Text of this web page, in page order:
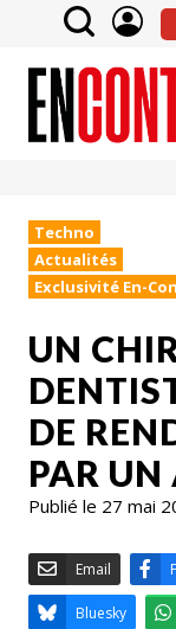
Techno
Actualités
Exclusivité En-
UN
DE
PAR
Publié le 27 mai